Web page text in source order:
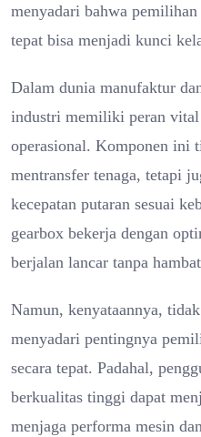
menyadari bahwa
tepat bisa menjadi kunci
Dalam dunia manufaktur
industri memiliki peran
operasional. Komponen ini
mentransfer tenaga, tetapi
kecepatan putaran sesuai
gearbox bekerja dengan
berjalan lancar tanpa
Namun, kenyataannya,
menyadari pentingnya
secara tepat. Padahal,
berkualitas tinggi dapat
menjaga performa mesin